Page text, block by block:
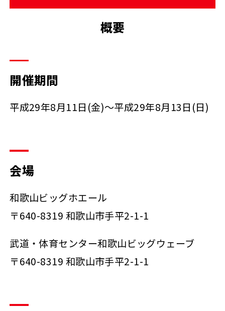
概要
開催期間
平成29年8月11日(金)～平成29年8月13日(日)
会場
和歌山ビッグホエール
〒640-8319 和歌山市手平2-1-1
武道・体育センター和歌山ビッグウェーブ
〒640-8319 和歌山市手平2-1-1